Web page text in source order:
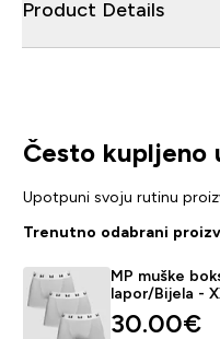
Product Details
Često kupljeno
Upotpuni svoju rutinu
Trenutno odabrani
MP muške
lapor/Bijela -
30.00€‎